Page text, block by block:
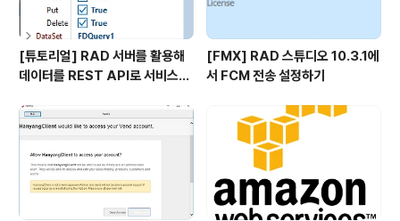
[튜토리얼] RAD 서버를 활용해
데이터를 REST API로 서비스하
[FMX] RAD 스튜디오 10.3.1에
서 FCM 전송 설정하기